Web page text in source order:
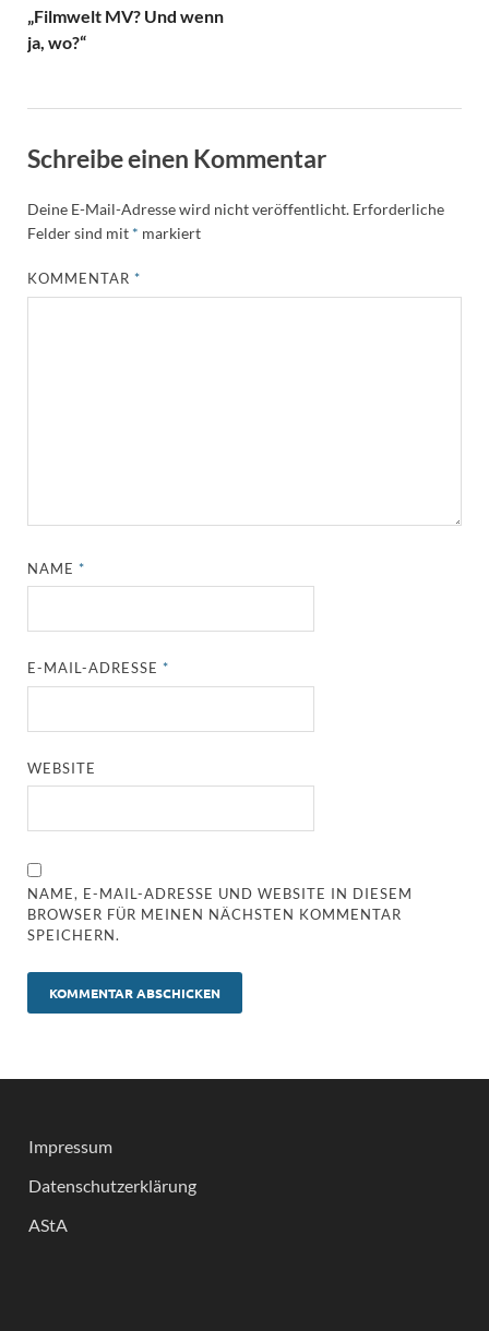
„Filmwelt MV? Und wenn
ja, wo?“
Schreibe einen Kommentar
Deine E-Mail-Adresse wird nicht veröffentlicht. Erforderliche
Felder sind mit * markiert
KOMMENTAR*
NAME*
E-MAIL-ADRESSE*
WEBSITE
NAME, E-MAIL-ADRESSE UND WEBSITE IN DIESEM
BROWSER FÜR MEINEN NÄCHSTEN KOMMENTAR
SPEICHERN.
Impressum
Datenschutzerklärung
AStA